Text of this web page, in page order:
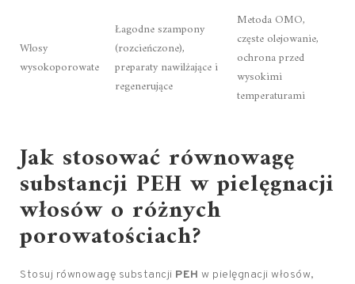
Włosy
wysokoporowate
Łagodne szampony
(rozcieńczone),
preparaty nawilżające i
regenerujące
Metoda OMO,
częste olejowanie,
ochrona przed
wysokimi
temperaturami
Jak stosować równowagę
substancji PEH w pielęgnacji
włosów o różnych
porowatościach?
Stosuj równowagę substancji PEH w pielęgnacji włosów,